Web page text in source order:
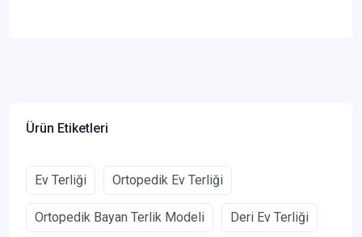
Ürün Etiketleri
Ev Terliği Ortopedik Ev Terliği
Ortopedik Bayan Terlik Modeli Deri Ev Terliği